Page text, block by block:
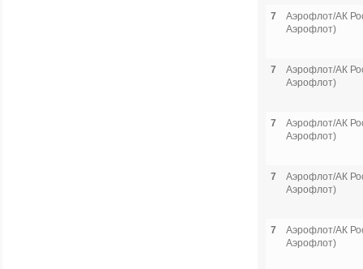
7
Аэрофлот/АК
Аэрофлот)
7
Аэрофлот/АК
Аэрофлот)
7
Аэрофлот/АК
Аэрофлот)
7
Аэрофлот/АК
Аэрофлот)
7
Аэрофлот/АК
Аэрофлот)